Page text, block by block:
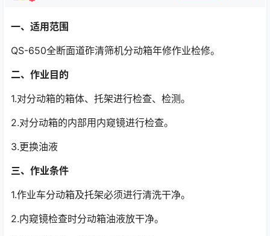
一、适用范围
QS-650全断面道砟清筛机分动箱年修作业检修。
二、作业目的
1.对分动箱的箱体、托架进行检查、检测。
2.对分动箱的内部用内窥镜进行检查。
3.更换油液
三、作业条件
1.作业车分动箱及托架必须进行清洗干净。
2.内窥镜检查时分动箱油液放干净。